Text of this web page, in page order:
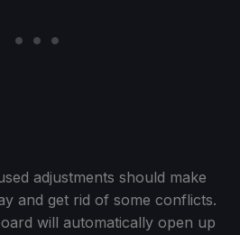
adjustments should make
and get rid of some conflicts.
will automatically open up